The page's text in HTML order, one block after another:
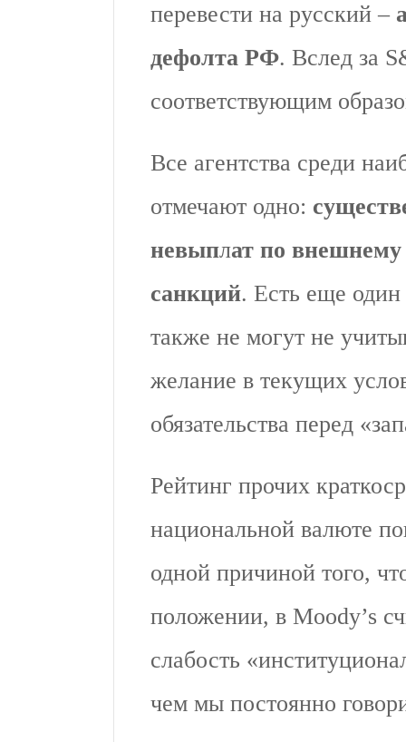
перевести на русский –
дефолта РФ. Вслед за
соответствующим
Все агентства среди
отмечают одно:
невыплат по внешнему
санкций. Есть еще один
также не могут не
желание в текущих
обязательства перед
Рейтинг прочих
национальной валюте
одной причиной того,
положении, в Moody’s
слабость
чем мы постоянно